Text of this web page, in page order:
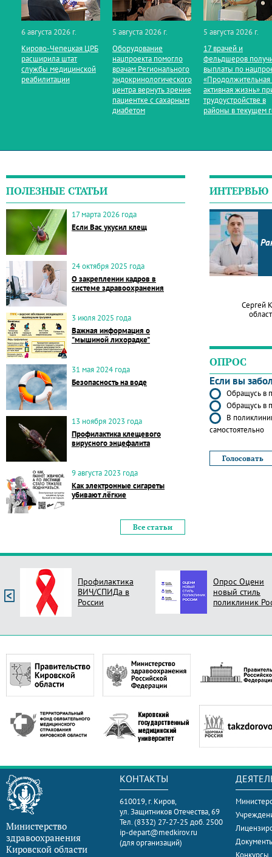
6 августа 2026 г.
Кирово‑Чепецкая ЦРБ
расширила штат
службы медицинской
реабилитации
5 августа 2026 г.
Оборудование
нацпроекта помогло
врачам Регионального
эндокринологического
центра вернуть зрение
пациентке с сахарным
диабетом
5 августа 2026 г.
17 врачей и
фельдшеров
выплаты по
«Продолжительная
активная жизнь»
трудоустройстве в
районы в текущем
ПОЛЕЗНЫЕ СТАТЬИ
17 марта 2026 года
Если Вас укусил клещ
24 октября 2025 года
О закреплении кадров в
системе здравоохранения
3 июля 2025 года
Важная информация о
"мышиной лихорадке"
31 мая 2024 года
Безопасность на воде
13 ноября 2023 года
Профилактика клещевого
вирусного энцефалита
9 августа 2023 года
Как электронные сигареты
убивают лёгкие
Все статьи
ИНТЕРВЬЮ
Сергей
ОПРОС
Если вы
Обращусь в
Обращусь в
В
самостоятельно
Профилактика
ВИЧ/СПИДа в
России
Опрос Оцени
новый стиль
поликлиник
Министерство
здравоохранения
Кировской области
КОНТАКТЫ
610019, г. Киров,
ул. Защитников Отечества, 69
Тел. (8332) 27-27-25 доб. 2500
ip-depart@medkirov.ru
(для организаций)
Конкурсы